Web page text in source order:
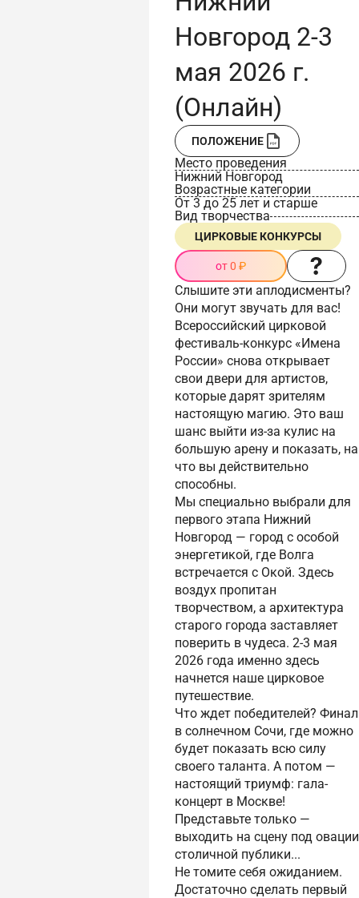
Новгород 2-3
мая 2026 г.
(Онлайн)
ПОЛОЖЕНИЕ
Место проведения
Нижний Новгород
Возрастные категории
От 3 до 25 лет и старше
Вид творчества
ЦИРКОВЫЕ КОНКУРСЫ
от 0 ₽
Слышите эти аплодисменты?
Они могут звучать для вас!
Всероссийский цирковой
фестиваль-конкурс «Имена
России» снова открывает
свои двери для артистов,
которые дарят зрителям
настоящую магию. Это ваш
шанс выйти из-за кулис на
большую арену и показать, на
что вы действительно
способны.
Мы специально выбрали для
первого этапа Нижний
Новгород — город с особой
энергетикой, где Волга
встречается с Окой. Здесь
воздух пропитан
творчеством, а архитектура
старого города заставляет
поверить в чудеса. 2-3 мая
2026 года именно здесь
начнется наше цирковое
путешествие.
Что ждет победителей? Финал
в солнечном Сочи, где можно
будет показать всю силу
своего таланта. А потом —
настоящий триумф: гала-
концерт в Москве!
Представьте только —
выходить на сцену под овации
столичной публики...
Не томите себя ожиданием.
Достаточно сделать первый